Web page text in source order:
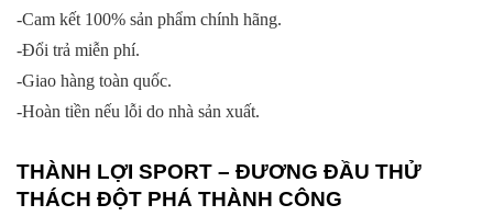
-Cam kết 100% sản phẩm chính hãng.
-Đổi trả miễn phí.
-Giao hàng toàn quốc.
-Hoàn tiền nếu lỗi do nhà sản xuất.
THÀNH LỢI SPORT – ĐƯƠNG ĐẦU THỬ
THÁCH ĐỘT PHÁ THÀNH CÔNG